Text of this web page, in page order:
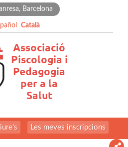
Barcelona
Català
Les meves inscripcions